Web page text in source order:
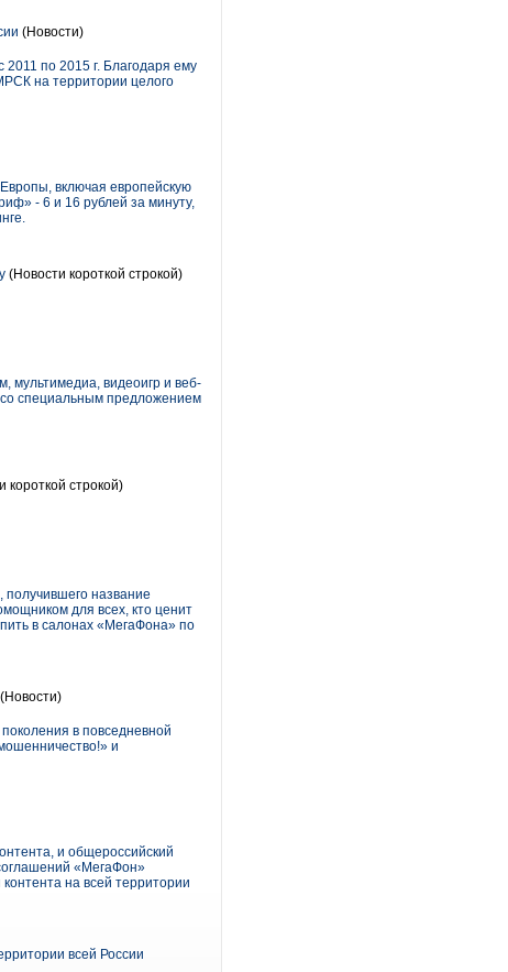
(Новости)
по 2015 г. Благодаря ему
на территории целого
включая европейскую
- 6 и 16 рублей за минуту,
(Новости короткой строкой)
мультимедиа, видеоигр и веб-
специальным предложением
короткой строкой)
название
для всех, кто ценит
в салонах «МегаФона» по
(Новости)
в повседневной
и
и общероссийский
«МегаФон»
на всей территории
всей России